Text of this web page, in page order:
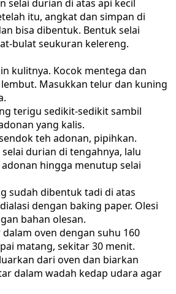
selai durian di atas api kecil
itu, angkat dan simpan di
bisa dibentuk. Bentuk selai
bulat seukuran kelereng.
kulitnya. Kocok mentega dan
Masukkan telur dan kuning
terigu sedikit-sedikit sambil
yang kalis.
teh adonan, pipihkan.
durian di tengahnya, lalu
hingga menutup selai
sudah dibentuk tadi di atas
dengan baking paper. Olesi
bahan olesan.
oven dengan suhu 160
matang, sekitar 30 menit.
dari oven dan biarkan
dalam wadah kedap udara agar